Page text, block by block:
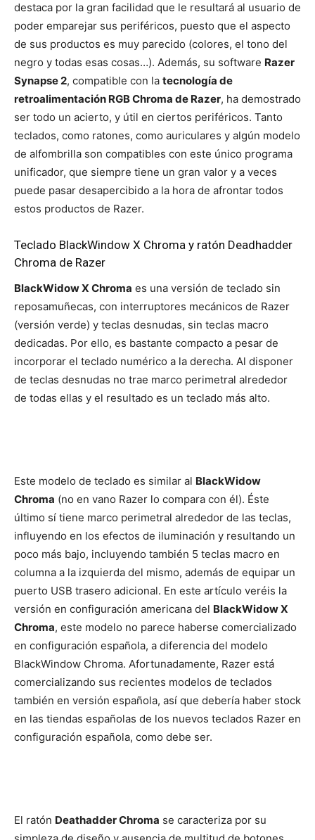
destaca por la gran facilidad que le resultará al usuario de
poder emparejar sus periféricos, puesto que el aspecto
de sus productos es muy parecido (colores, el tono del
negro y todas esas cosas…). Además, su software Razer
Synapse 2, compatible con la tecnología de
retroalimentación RGB Chroma de Razer, ha demostrado
ser todo un acierto, y útil en ciertos periféricos. Tanto
teclados, como ratones, como auriculares y algún modelo
de alfombrilla son compatibles con este único programa
unificador, que siempre tiene un gran valor y a veces
puede pasar desapercibido a la hora de afrontar todos
estos productos de Razer.
Teclado BlackWindow X Chroma y ratón Deadhadder
Chroma de Razer
BlackWidow X Chroma es una versión de teclado sin
reposamuñecas, con interruptores mecánicos de Razer
(versión verde) y teclas desnudas, sin teclas macro
dedicadas. Por ello, es bastante compacto a pesar de
incorporar el teclado numérico a la derecha. Al disponer
de teclas desnudas no trae marco perimetral alrededor
de todas ellas y el resultado es un teclado más alto.
Este modelo de teclado es similar al BlackWidow
Chroma (no en vano Razer lo compara con él). Éste
último sí tiene marco perimetral alrededor de las teclas,
influyendo en los efectos de iluminación y resultando un
poco más bajo, incluyendo también 5 teclas macro en
columna a la izquierda del mismo, además de equipar un
puerto USB trasero adicional. En este artículo veréis la
versión en configuración americana del BlackWidow X
Chroma, este modelo no parece haberse comercializado
en configuración española, a diferencia del modelo
BlackWindow Chroma. Afortunadamente, Razer está
comercializando sus recientes modelos de teclados
también en versión española, así que debería haber stock
en las tiendas españolas de los nuevos teclados Razer en
configuración española, como debe ser.
El ratón Deathadder Chroma se caracteriza por su